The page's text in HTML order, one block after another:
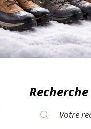
Recherche